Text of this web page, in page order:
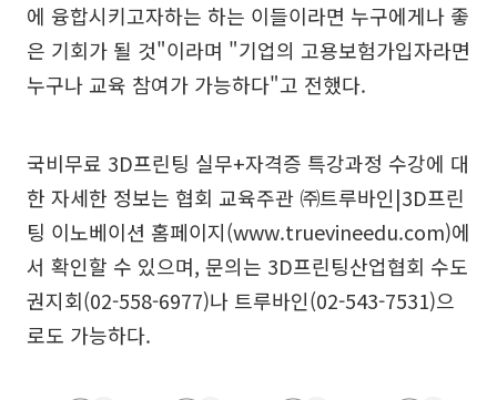
에 융합시키고자하는 하는 이들이라면 누구에게나 좋
은 기회가 될 것"이라며 "기업의 고용보험가입자라면
누구나 교육 참여가 가능하다"고 전했다.
국비무료 3D프린팅 실무+자격증 특강과정 수강에 대
한 자세한 정보는 협회 교육주관 ㈜트루바인|3D프린
팅 이노베이션 홈페이지(www.truevineedu.com)에
서 확인할 수 있으며, 문의는 3D프린팅산업협회 수도
권지회(02-558-6977)나 트루바인(02-543-7531)으
로도 가능하다.